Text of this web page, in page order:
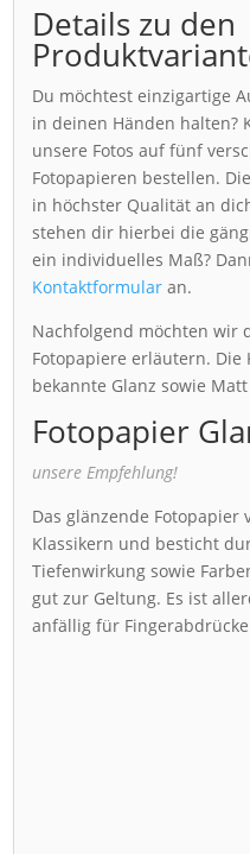
Details zu den
Du möchtest einzigartige
in deinen Händen halten?
unsere Fotos auf fünf
Fotopapieren bestellen.
in höchster Qualität an
stehen dir hierbei die
ein individuelles Maß?
Kontaktformular an.
Nachfolgend möchten wir
Fotopapiere erläutern.
bekannte Glanz sowie
Fotopapier
unsere Empfehlung!
Das glänzende
Klassikern und besticht
Tiefenwirkung sowie
gut zur Geltung. Es ist
anfällig für